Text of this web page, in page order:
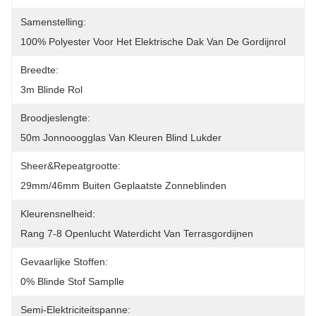
Samenstelling:
100% Polyester Voor Het Elektrische Dak Van De Gordijnrol
Breedte:
3m Blinde Rol
Broodjeslengte:
50m Jonnooogglas Van Kleuren Blind Lukder
Sheer&Repeatgrootte:
29mm/46mm Buiten Geplaatste Zonneblinden
Kleurensnelheid:
Rang 7-8 Openlucht Waterdicht Van Terrasgordijnen
Gevaarlijke Stoffen:
0% Blinde Stof Samplle
Semi-Elektriciteitspanne: